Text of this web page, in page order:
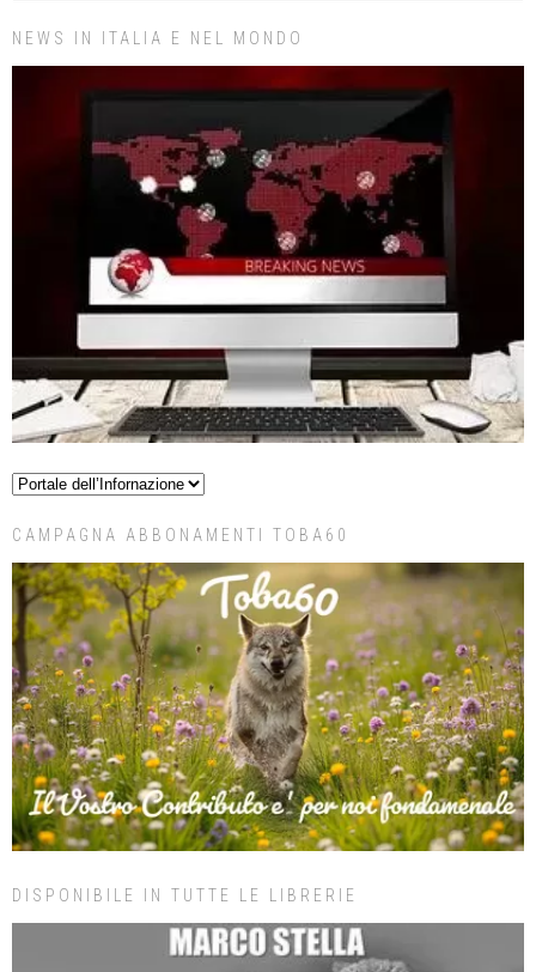
NEWS IN ITALIA E NEL MONDO
CAMPAGNA ABBONAMENTI TOBA60
DISPONIBILE IN TUTTE LE LIBRERIE